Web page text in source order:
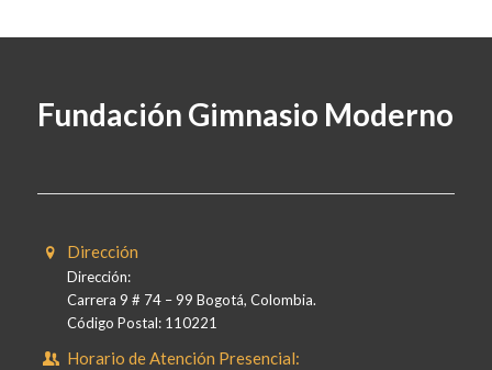
Fundación Gimnasio Moderno
Dirección
Dirección:
Carrera 9 # 74 – 99 Bogotá, Colombia.
Código Postal: 110221
Horario de Atención Presencial: